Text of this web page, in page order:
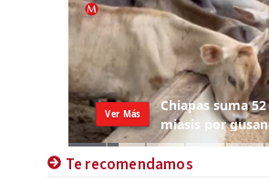
Te recomendamos